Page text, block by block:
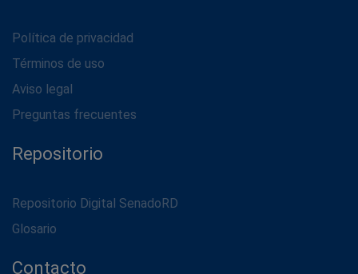
Política de privacidad
Términos de uso
Aviso legal
Preguntas frecuentes
Repositorio
Repositorio Digital SenadoRD
Glosario
Contacto